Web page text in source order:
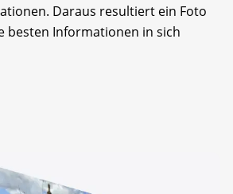
Daraus resultiert ein Foto
besten Informationen in sich